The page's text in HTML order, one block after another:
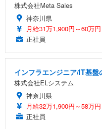
株式会社Meta Sales
神奈川県
月給31万1,900円～60万円
正社員
インフラエンジニア/IT基
株式会社ELシステム
神奈川県
月給32万1,900円～58万円
正社員